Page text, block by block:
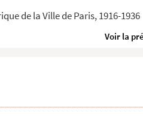
de la Ville de Paris, 1916-1936